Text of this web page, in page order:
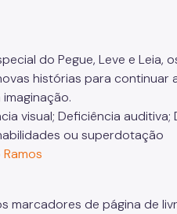
do Pegue, Leve e Leia,
histórias para continuar
visual; Deficiência auditiva;
ou superdotação
de página de